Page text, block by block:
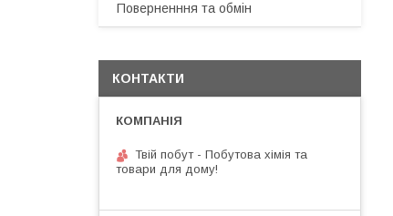
Поверненння та обмін
КОНТАКТИ
Твій побут - Побутова хімія та
товари для дому!